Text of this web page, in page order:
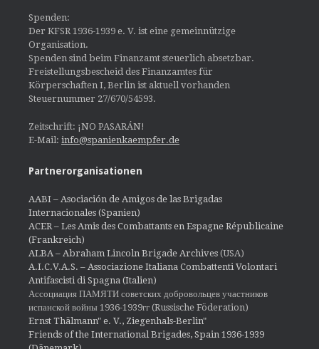
Spenden:
Der KFSR 1936-1939 e. V. ist eine gemeinnützige
Organisation.
Spenden sind beim Finanzamt steuerlich absetzbar.
Freistellungsbescheid des Finanzamtes für
Körperschaften I, Berlin ist aktuell vorhanden
Steuernummer 27/670/54593.
Zeitschrift: ¡NO PASARÁN!
E-Mail: info@spanienkaempfer.de
Partnerorganisationen
AABI – Asociación de Amigos de las Brigadas
Internacionales (Spanien)
ACER – Les Amis des Combattants en Espagne Républicaine
(Frankreich)
ALBA – Abraham Lincoln Brigade Archives (USA)
A.I.C.V.A.S. – Associazione Italiana Combattenti Volontari
Antifascisti di Spagna (Italien)
Ассоциация ПАМЯТИ советских добровольцев участников
испанской войны 1936-1939гг (Russische Föderation)
Ernst Thälmann" e. V., Ziegenhals-Berlin"
Friends of the International Brigades, Spain 1936-1939